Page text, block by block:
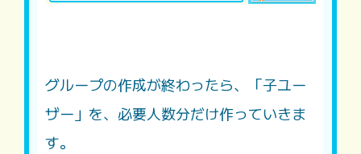
グループの作成が終わったら、「子ユー
ザー」を、必要人数分だけ作っていきま
す。